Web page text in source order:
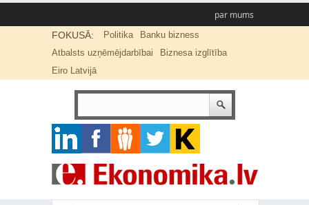
par mums
FOKUSĀ: Politika
Banku bizness
Atbalsts uzņēmējdarbībai
Biznesa izglītība
Eiro Latvijā